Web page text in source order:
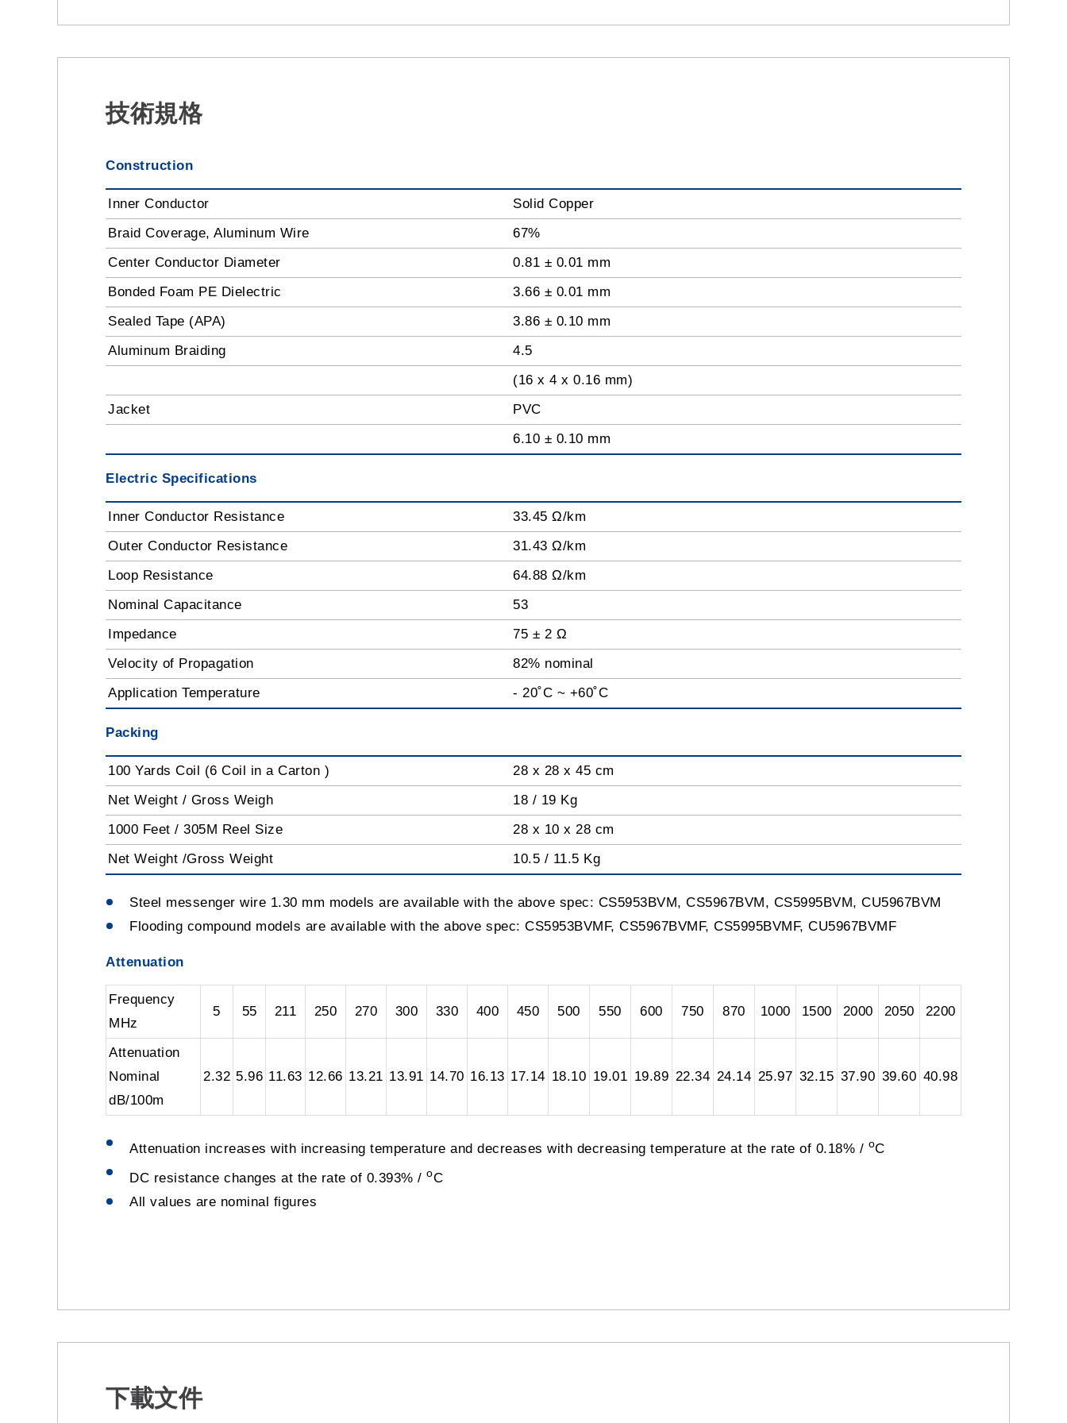
技術規格
Construction
Inner Conductor
Solid Copper
Braid Coverage, Aluminum Wire
67%
Center Conductor Diameter
0.81 ± 0.01 mm
Bonded Foam PE Dielectric
3.66 ± 0.01 mm
Sealed Tape (APA)
3.86 ± 0.10 mm
Aluminum Braiding
4.5
(16 x 4 x 0.16 mm)
Jacket
PVC
6.10 ± 0.10 mm
Electric Specifications
Inner Conductor Resistance
33.45 Ω/km
Outer Conductor Resistance
31.43 Ω/km
Loop Resistance
64.88 Ω/km
Nominal Capacitance
53
Impedance
75 ± 2 Ω
Velocity of Propagation
82% nominal
Application Temperature
- 20˚C ~ +60˚C
Packing
100 Yards Coil (6 Coil in a Carton )
28 x 28 x 45 cm
Net Weight / Gross Weigh
18 / 19 Kg
1000 Feet / 305M Reel Size
28 x 10 x 28 cm
Net Weight /Gross Weight
10.5 / 11.5 Kg
Steel messenger wire 1.30 mm models are available with the above spec: CS5953BVM, CS5967BVM, CS5995BVM, CU5967BVM
Flooding compound models are available with the above spec: CS5953BVMF, CS5967BVMF, CS5995BVMF, CU5967BVMF
Attenuation
Frequency
MHz
5 55 211 250 270 300 330 400 450 500 550 600 750 870 1000 1500 2000 2050 2200
Attenuation
Nominal
dB/100m
2.32 5.96 11.63 12.66 13.21 13.91 14.70 16.13 17.14 18.10 19.01 19.89 22.34 24.14 25.97 32.15 37.90 39.60 40.98
Attenuation increases with increasing temperature and decreases with decreasing temperature at the rate of 0.18% / oC
DC resistance changes at the rate of 0.393% / oC
All values are nominal figures
下載文件